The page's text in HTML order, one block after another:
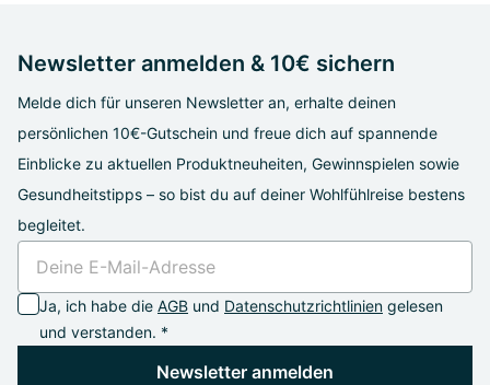
Newsletter anmelden & 10€ sichern
Melde dich für unseren Newsletter an, erhalte deinen
persönlichen 10€-Gutschein und freue dich auf spannende
Einblicke zu aktuellen Produktneuheiten, Gewinnspielen sowie
Gesundheitstipps – so bist du auf deiner Wohlfühlreise bestens
begleitet.
Ja, ich habe die AGB und Datenschutzrichtlinien gelesen
und verstanden. *
Newsletter anmelden